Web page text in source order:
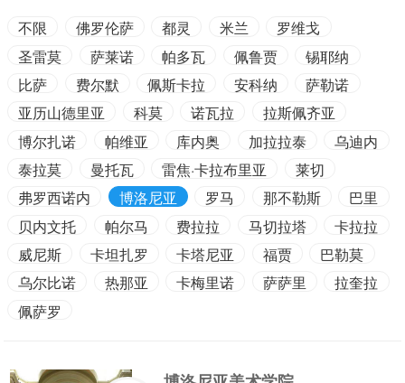
不限 佛罗伦萨 都灵 米兰
罗维戈
圣雷莫
萨莱诺 帕多瓦 佩鲁贾
锡耶纳
比萨
费尔默 佩斯卡拉 安科纳
萨勒诺
亚历山德里亚
科莫 诺瓦拉
拉斯佩齐亚
博尔扎诺
帕维亚 库内奥 加拉拉泰
乌迪内
泰拉莫
曼托瓦 雷焦·卡拉布里亚
莱切
弗罗西诺内
博洛尼亚 罗马 那不勒斯
巴里
贝内文托
帕尔马 费拉拉 马切拉塔
卡拉拉
威尼斯
卡坦扎罗 卡塔尼亚 福贾
巴勒莫
乌尔比诺
热那亚 卡梅里诺 萨萨里
拉奎拉
佩萨罗